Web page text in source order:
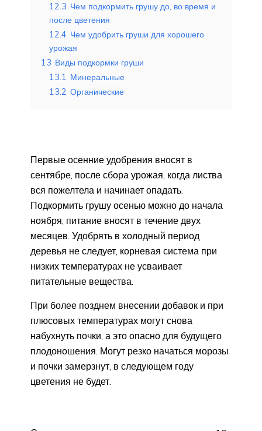
12.3 Чем подкормить грушу до, во время и
после цветения
12.4 Чем удобрить груши для хорошего
урожая
13 Виды подкормки груши
13.1 Минеральные
13.2 Органические
Первые осенние удобрения вносят в
сентябре, после сбора урожая, когда листва
вся пожелтела и начинает опадать.
Подкормить грушу осенью можно до начала
ноября, питание вносят в течение двух
месяцев. Удобрять в холодный период
деревья не следует, корневая система при
низких температурах не усваивает
питательные вещества.
При более позднем внесении добавок и при
плюсовых температурах могут снова
набухнуть почки, а это опасно для будущего
плодоношения. Могут резко начаться морозы
и почки замерзнут, в следующем году
цветения не будет.